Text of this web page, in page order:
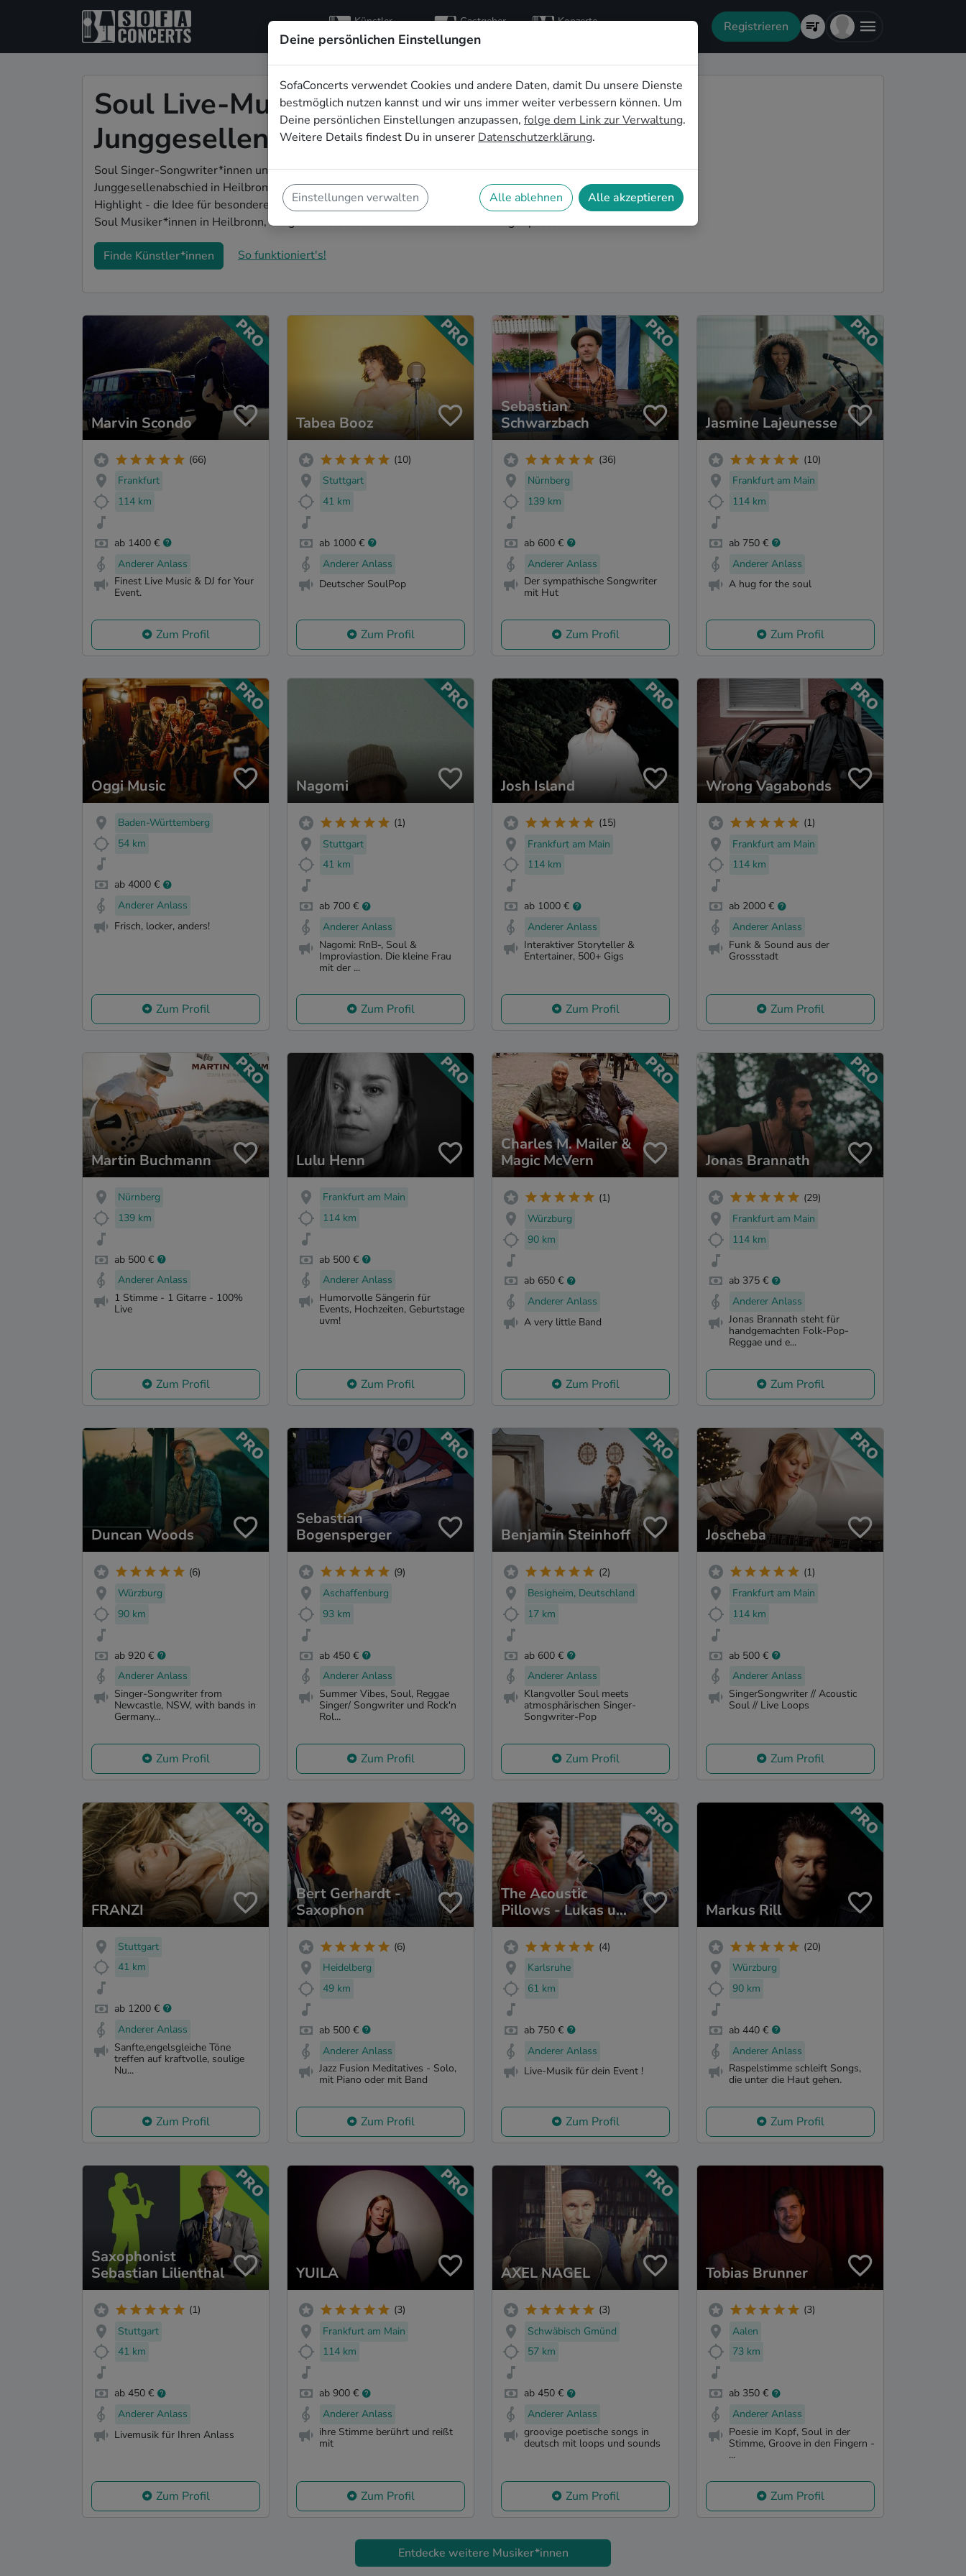
Künstler
entdecken
Gastgeber Konzerte Registrieren
Soul Live-Musik für den
Junggesellenabschied in Heilbronn
Soul Singer-Songwriter*innen und Bands sind die perfekte Idee für einen außergewöhnlichen
Junggesellenabschied in Heilbronn. Mit Live-Musik wird euer JGA zu einem unvergesslichen
Highlight - die Idee für besondere Feierlichkeiten vor der Hochzeit! Auf SofaConcerts findet ihr
Soul Musiker*innen in Heilbronn, die genau zu euren Wünschen und eurem Budget passen.
Finde Künstler*innen So funktioniert's!
Marvin Scondo
(66)
Frankfurt
114 km
ab 1400 €
Anderer Anlass
Finest Live Music & DJ for Your
Event.
Zum Profil
Tabea Booz
(10)
Stuttgart
41 km
ab 1000 €
Anderer Anlass
Deutscher SoulPop
Zum Profil
Sebastian
Schwarzbach
(36)
Nürnberg
139 km
ab 600 €
Anderer Anlass
Der sympathische Songwriter
mit Hut
Zum Profil
Jasmine Lajeunesse
(10)
Frankfurt am Main
114 km
ab 750 €
Anderer Anlass
A hug for the soul
Zum Profil
Oggi Music
Baden-Württemberg
54 km
ab 4000 €
Anderer Anlass
Frisch, locker, anders!
Zum Profil
Nagomi
(1)
Stuttgart
41 km
ab 700 €
Anderer Anlass
Nagomi: RnB-, Soul &
Improviastion. Die kleine Frau
mit der ...
Zum Profil
Josh Island
(15)
Frankfurt am Main
114 km
ab 1000 €
Anderer Anlass
Interaktiver Storyteller &
Entertainer, 500+ Gigs
Zum Profil
Wrong Vagabonds
(1)
Frankfurt am Main
114 km
ab 2000 €
Anderer Anlass
Funk & Sound aus der
Grossstadt
Zum Profil
Martin Buchmann
Nürnberg
139 km
ab 500 €
Anderer Anlass
1 Stimme - 1 Gitarre - 100%
Live
Zum Profil
Lulu Henn
Frankfurt am Main
114 km
ab 500 €
Anderer Anlass
Humorvolle Sängerin für
Events, Hochzeiten, Geburtstage
uvm!
Zum Profil
Charles M. Mailer &
Magic McVern
(1)
Würzburg
90 km
ab 650 €
Anderer Anlass
A very little Band
Zum Profil
Jonas Brannath
(29)
Frankfurt am Main
114 km
ab 375 €
Anderer Anlass
Jonas Brannath steht für
handgemachten Folk-Pop-
Reggae und e...
Zum Profil
Duncan Woods
(6)
Würzburg
90 km
ab 920 €
Anderer Anlass
Singer-Songwriter from
Newcastle, NSW, with bands in
Germany...
Zum Profil
Sebastian
Bogensperger
(9)
Aschaffenburg
93 km
ab 450 €
Anderer Anlass
Summer Vibes, Soul, Reggae
Singer/ Songwriter und Rock'n
Rol...
Zum Profil
Benjamin Steinhoff
(2)
Besigheim, Deutschland
17 km
ab 600 €
Anderer Anlass
Klangvoller Soul meets
atmosphärischen Singer-
Songwriter-Pop
Zum Profil
Joscheba
(1)
Frankfurt am Main
114 km
ab 500 €
Anderer Anlass
SingerSongwriter // Acoustic
Soul // Live Loops
Zum Profil
FRANZI
Stuttgart
41 km
ab 1200 €
Anderer Anlass
Sanfte,engelsgleiche Töne
treffen auf kraftvolle, soulige
Nu...
Zum Profil
Bert Gerhardt -
Saxophon
(6)
Heidelberg
49 km
ab 500 €
Anderer Anlass
Jazz Fusion Meditatives - Solo,
mit Piano oder mit Band
Zum Profil
The Acoustic
Pillows - Lukas und
Pia
(4)
Karlsruhe
61 km
ab 750 €
Anderer Anlass
Live-Musik für dein Event !
Zum Profil
Markus Rill
(20)
Würzburg
90 km
ab 440 €
Anderer Anlass
Raspelstimme schleift Songs,
die unter die Haut gehen.
Zum Profil
Saxophonist
Sebastian Lilienthal
(1)
Stuttgart
41 km
ab 450 €
Anderer Anlass
Livemusik für Ihren Anlass
Zum Profil
YUILA
(3)
Frankfurt am Main
114 km
ab 900 €
Anderer Anlass
ihre Stimme berührt und reißt
mit
Zum Profil
AXEL NAGEL
(3)
Schwäbisch Gmünd
57 km
ab 450 €
Anderer Anlass
groovige poetische songs in
deutsch mit loops und sounds
Zum Profil
Tobias Brunner
(3)
Aalen
73 km
ab 350 €
Anderer Anlass
Poesie im Kopf, Soul in der
Stimme, Groove in den Fingern -
...
Zum Profil
Entdecke weitere Musiker*innen
Deine persönlichen Einstellungen
SofaConcerts verwendet Cookies und andere Daten, damit Du unsere Dienste
bestmöglich nutzen kannst und wir uns immer weiter verbessern können. Um
Deine persönlichen Einstellungen anzupassen, folge dem Link zur Verwaltung.
Weitere Details findest Du in unserer Datenschutzerklärung.
Einstellungen verwalten Alle ablehnen Alle akzeptieren